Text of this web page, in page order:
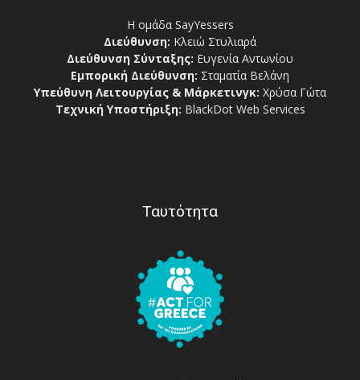
Η ομάδα SayYessers
Διεύθυνση: Κλειώ Στυλιαρά
Διεύθυνση Σύνταξης: Ευγενία Αντωνίου
Εμπορική Διεύθυνση: Σταματία Βελάνη
Υπεύθυνη Λειτουργίας & Μάρκετινγκ: Χρύσα Γώτα
Τεχνική Υποστήριξη: BlackDot Web Services
Ταυτότητα